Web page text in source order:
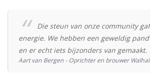
Die steun van onze community
energie. We hebben een geweldig
en er echt iets bijzonders van gemaakt.
Aart van Bergen - Oprichter en brouwer